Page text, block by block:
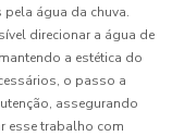
água da chuva.
direcionar a água de
a estética do
o passo a
assegurando
esse trabalho com